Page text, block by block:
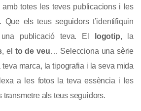
totes les teves publicacions i les
Que els teus seguidors t’identifiquin
publicació teva. El
logotip, la
, el to de veu… Selecciona una sèrie
marca, la tipografia i la seva mida
a les fotos la teva essència i les
als teus seguidors.